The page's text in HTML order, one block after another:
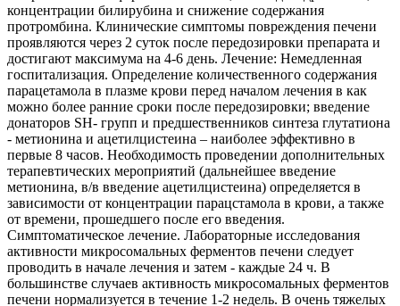
концентрации билирубина и снижение содержания
протромбина. Клинические симптомы повреждения печени
проявляются через 2 суток после передозировки препарата и
достигают максимума на 4-6 день. Лечение: Немедленная
госпитализация. Определение количественного содержания
парацетамола в плазме крови перед началом лечения в как
можно более ранние сроки после передозировки; введение
донаторов SH- групп и предшественников синтеза глутатиона
- метионина и ацетилцистеина – наиболее эффективно в
первые 8 часов. Необходимость проведении дополнительных
терапевтических мероприятий (дальнейшее введение
метионина, в/в введение ацетилцистеина) определяется в
зависимости от концентрации парацстамола в крови, а также
от времени, прошедшего после его введения.
Симптоматическое лечение. Лабораторные исследования
активности микросомальных ферментов печени следует
проводить в начале лечения и затем - каждые 24 ч. В
большинстве случаев активность микросомальных ферментов
печени нормализуется в течение 1-2 недель. В очень тяжелых